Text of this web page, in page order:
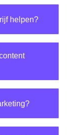
helpen?